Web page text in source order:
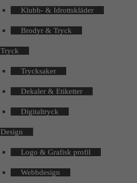
Klubb- & Idrottskläder
Brodyr & Tryck
Tryck
Trycksaker
Dekaler & Etiketter
Digitaltryck
Design
Logo & Grafisk profil
Webbdesign